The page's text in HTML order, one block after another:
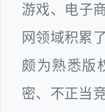
游戏、电子
网领域积累
颇为熟悉版
密、不正当